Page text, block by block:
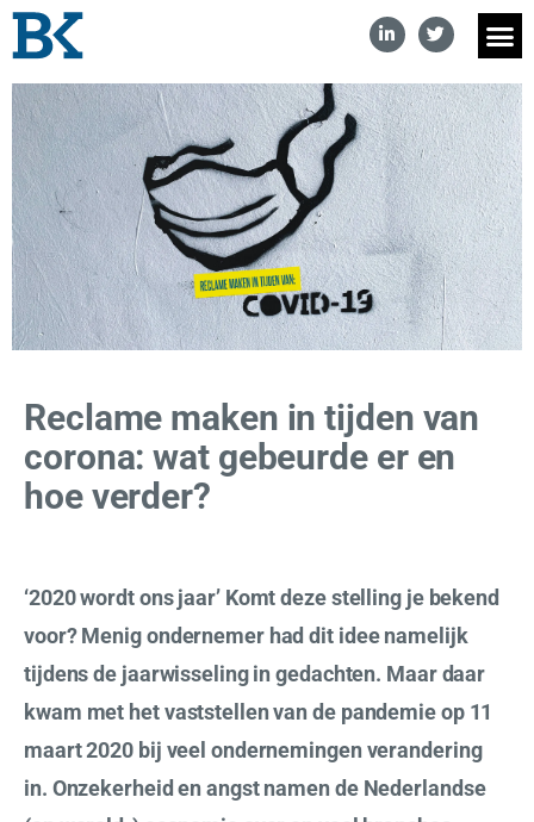
Reclame maken in tijden van
corona: wat gebeurde er en
hoe verder?
‘2020 wordt ons jaar’ Komt deze stelling je bekend
voor? Menig ondernemer had dit idee namelijk
tijdens de jaarwisseling in gedachten. Maar daar
kwam met het vaststellen van de pandemie op 11
maart 2020 bij veel ondernemingen verandering
in. Onzekerheid en angst namen de Nederlandse